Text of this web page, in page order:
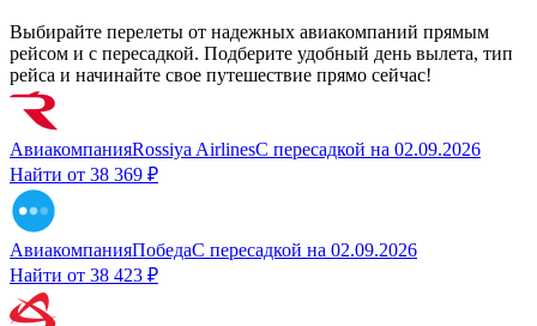
Выбирайте перелеты от надежных авиакомпаний прямым
рейсом и с пересадкой. Подберите удобный день вылета, тип
рейса и начинайте свое путешествие прямо сейчас!
АвиакомпанияRossiya AirlinesС пересадкой на 02.09.2026
Найти от 38 369 ₽
АвиакомпанияПобедаС пересадкой на 02.09.2026
Найти от 38 423 ₽